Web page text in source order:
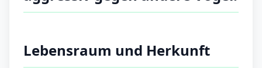
Lebensraum und Herkunft